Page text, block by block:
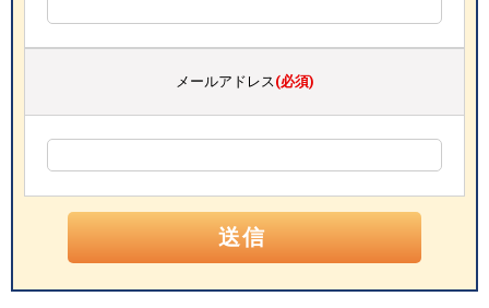
メールアドレス(必須)